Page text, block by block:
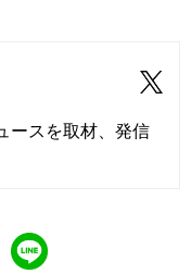
ースを取材、発信